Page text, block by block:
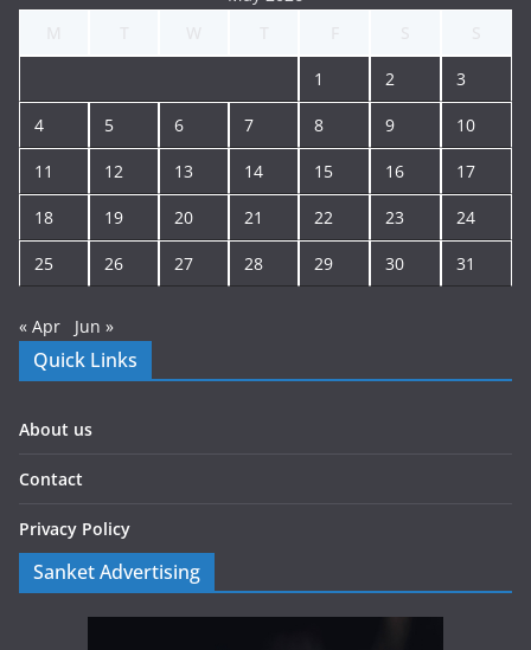
1 2 3
4 5 6 7 8 9 10
11 12 13 14 15 16 17
18 19 20 21 22 23 24
25 26 27 28 29 30 31
« Apr Jun »
Quick Links
About us
Contact
Privacy Policy
Sanket Advertising